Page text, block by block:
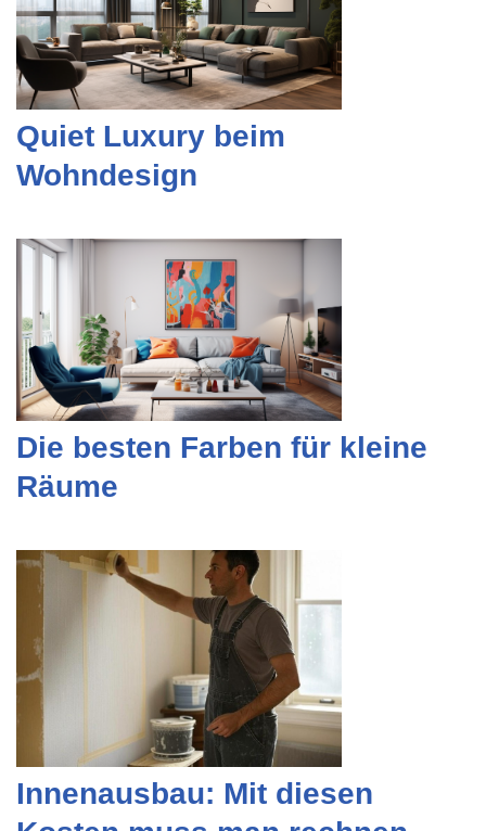
Quiet Luxury beim
Wohndesign
Die besten Farben für kleine
Räume
Innenausbau: Mit diesen